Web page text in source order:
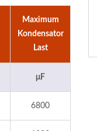
Maximum
Kondensator
Last
μF
6800